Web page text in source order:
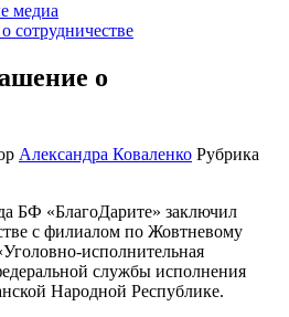
медиа
о
Александра Коваленко Рубрика
БФ «БлагоДарите» заключил
с филиалом по Жовтневому
исполнительная
службы исполнения
Народной Республике.